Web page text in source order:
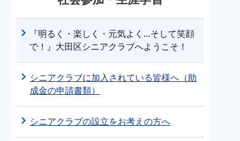
『明るく・楽しく・元気よく...そして笑顔
で！』大田区シニアクラブへようこそ！
シニアクラブに加入されている皆様へ（助
成金の申請書類）
シニアクラブの設立をお考えの方へ